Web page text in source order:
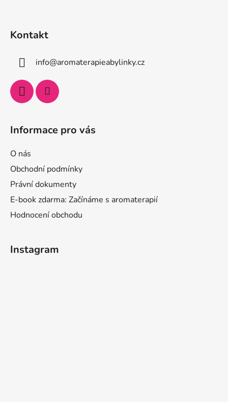
Kontakt
info@aromaterapieabylinky.cz
Informace pro vás
O nás
Obchodní podmínky
Právní dokumenty
E-book zdarma: Začínáme s aromaterapií
Hodnocení obchodu
Instagram